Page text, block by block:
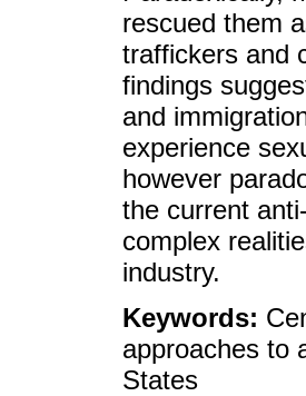
rescued them
traffickers and
findings
and
experience
however
the current
complex
industry.
Keywords:
approaches to
States